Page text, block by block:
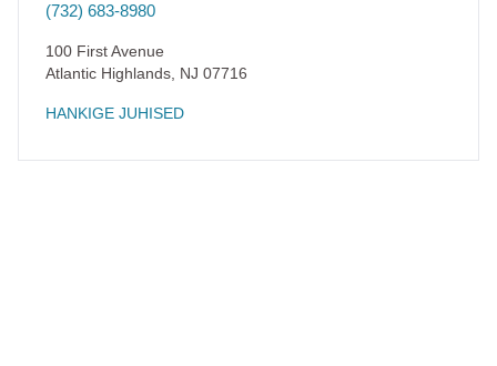
(732) 683-8980
100 First Avenue
Atlantic Highlands NJ 07716
HANKIGE JUHISED